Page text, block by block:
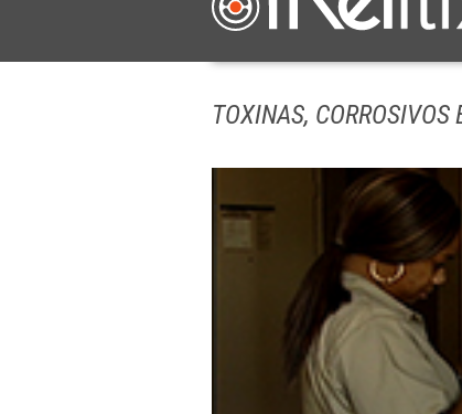
TOXINAS,